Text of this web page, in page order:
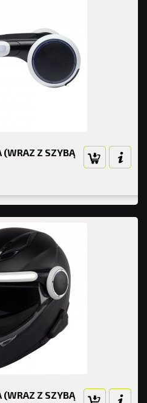
(WRAZ Z SZYBĄ
(WRAZ Z SZYBĄ